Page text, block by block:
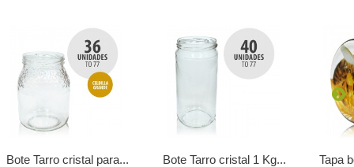
Bote Tarro cristal para... Bote Tarro cristal 1 Kg...
Tapa